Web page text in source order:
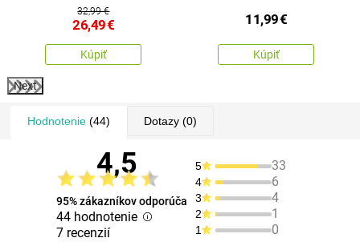
32,99 €
26,49€
Kúpiť
11,99€
Kúpiť
Next
Hodnotenie(44) Dotazy(0)
4,5
95% zákazníkov odporúča
44 hodnotenie
7 recenzií
5 33
4 6
3 4
2 1
1 0